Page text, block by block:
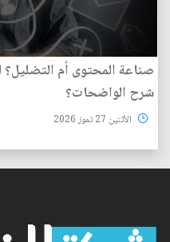
صناعة المحتوى أم
شرح الواضحات؟
الأثنين 27 تموز 2026